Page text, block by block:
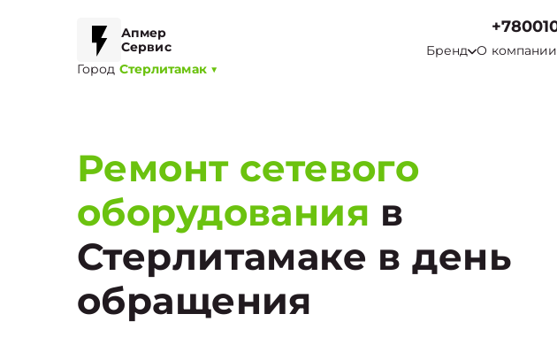
Апмер
Сервис
Город Стерлитамак ▼
Бренд О компании
Ремонт сетевого
оборудования в
Стерлитамаке в день
обращения